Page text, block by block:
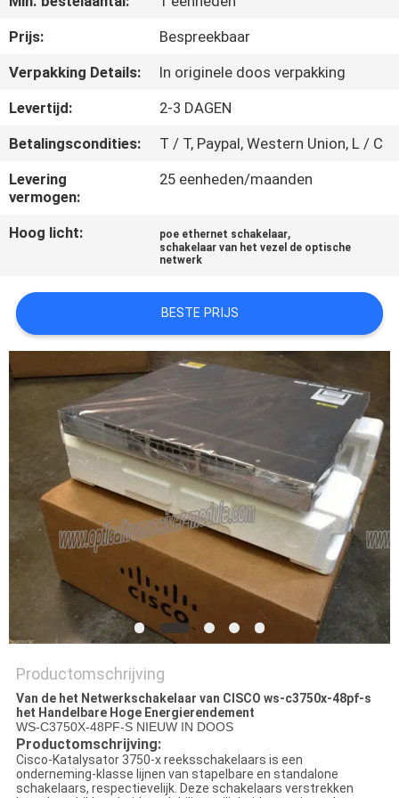
KWALITEITSCONTROLE
NEEM
CONTACT
ONS
OP
NIEUWS
GEVALLEN
SITEMAP
PRIVACYBELEID
Prijs:
Bespreekbaar
Verpakking Details:
In originele doos verpakking
Levertijd:
2-3 DAGEN
Betalingscondities:
T / T, Paypal, Western Union, L / C
Levering
vermogen:
25 eenheden/maanden
Hoog licht: poe ethernet schakelaar,
schakelaar van het vezel de optische
netwerk
BESTE PRIJS
Productomschrijving
Van de het Netwerkschakelaar van CISCO ws-c3750x-48pf-s
het Handelbare Hoge Energierendement
WS-C3750X-48PF-S NIEUW IN DOOS
Productomschrijving:
Cisco-Katalysator 3750-x reeksschakelaars is een
onderneming-klasse lijnen van stapelbare en standalone
schakelaars, respectievelijk. Deze schakelaars verstrekken